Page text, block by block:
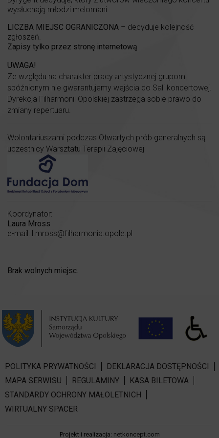
wysłuchają młodzi melomani.
LICZBA MIEJSC OGRANICZONA – decyduje kolejność
zgłoszeń.
Zapisy tylko przez stronę internetową
UWAGA!
Ze względu na charakter pracy artystycznej grupom
spóźnionym nie gwarantujemy wejścia do Sali koncertowej.
Dyrekcja Filharmonii Opolskiej zastrzega sobie prawo do
zmiany repertuaru.
Wolontariuszami podczas Otwartych prób generalnych są
uczestnicy Warsztatu Terapii Zajęciowej
Koordynator:
Laura Mross
e-mail: l.mross@filharmonia.opole.pl
Brak wolnych miejsc.
POLITYKA PRYWATNOŚCI
DEKLARACJA DOSTĘPNOŚCI
MAPA SERWISU
REGULAMINY
KASA BILETOWA
STANDARDY OCHRONY MAŁOLETNICH
WIRTUALNY SPACER
Projekt i realizacja: netkoncept.com